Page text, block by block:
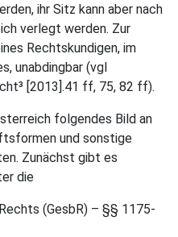
ihr Sitz kann aber nach
verlegt werden. Zur
Rechtskundigen, im
unabdingbar (vgl
[2013].41 ff, 75, 82 ff).
folgendes Bild an
und sonstige
Zunächst gibt es
die
(GesbR) – §§ 1175-